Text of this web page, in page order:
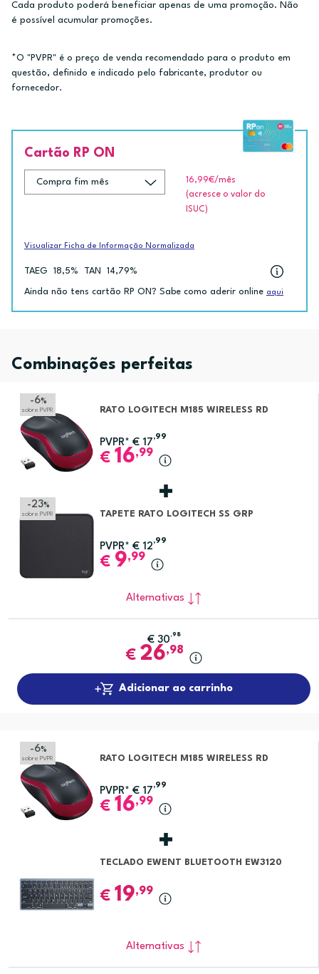
Cada produto poderá beneficiar apenas de uma promoção. Não
é possível acumular promoções.
*O "PVPR" é o preço de venda recomendado para o produto em
questão, definido e indicado pelo fabricante, produtor ou
fornecedor.
Cartão RP ON
16,99€/mês
(acresce o valor do
ISUC)
Visualizar Ficha de Informação Normalizada
TAEG 18,5% TAN 14,79%
Ainda não tens cartão RP ON? Sabe como aderir online aqui
Combinações perfeitas
-6%
sobre PVPR RATO LOGITECH M185 WIRELESS RD
PVPR* € 17
,99
€ 16,99
-23%
sobre PVPR TAPETE RATO LOGITECH SS GRP
PVPR* € 12
,99
€ 9,99
Alternativas
€ 30,98
€ 26,98
Adicionar ao carrinho
-6%
sobre PVPR RATO LOGITECH M185 WIRELESS RD
PVPR* € 17
,99
€ 16,99
TECLADO EWENT BLUETOOTH EW3120
€ 19,99
Alternativas